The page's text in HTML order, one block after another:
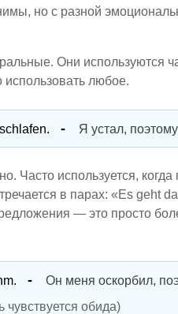
но с разной
Они используются
любое.
Я устал,
Часто используется,
в парах: «Es geht
— это просто
Он меня оскорбил,
чувствуется обида)